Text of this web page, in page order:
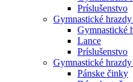
Príslušenstvo
Gymnastické hrazdy
Gymnastické
Lance
Príslušenstvo
Gymnastické hrazdy
Pánske činky